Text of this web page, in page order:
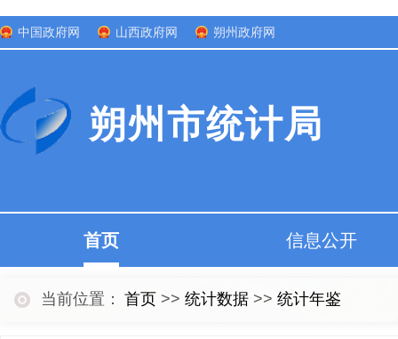
中国政府网 山西政府网 朔州政府网
朔州市统计局
首页 信息公开
当前位置： 首页 >> 统计数据 >> 统计年鉴